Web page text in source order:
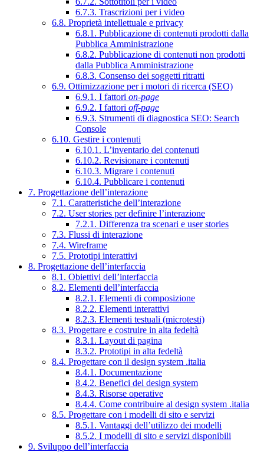
6.7.3. Trascrizioni per i video
6.8. Proprietà intellettuale e privacy
6.8.1. Pubblicazione di contenuti prodotti dalla
Pubblica Amministrazione
6.8.2. Pubblicazione di contenuti non prodotti
dalla Pubblica Amministrazione
6.8.3. Consenso dei soggetti ritratti
6.9. Ottimizzazione per i motori di ricerca (SEO)
6.9.1. I fattori on-page
6.9.2. I fattori off-page
6.9.3. Strumenti di diagnostica SEO: Search
Console
6.10. Gestire i contenuti
6.10.1. L’inventario dei contenuti
6.10.2. Revisionare i contenuti
6.10.3. Migrare i contenuti
6.10.4. Pubblicare i contenuti
7. Progettazione dell’interazione
7.1. Caratteristiche dell’interazione
7.2. User stories per definire l’interazione
7.2.1. Differenza tra scenari e user stories
7.3. Flussi di interazione
7.4. Wireframe
7.5. Prototipi interattivi
8. Progettazione dell’interfaccia
8.1. Obiettivi dell’interfaccia
8.2. Elementi dell’interfaccia
8.2.1. Elementi di composizione
8.2.2. Elementi interattivi
8.2.3. Elementi testuali (microtesti)
8.3. Progettare e costruire in alta fedeltà
8.3.1. Layout di pagina
8.3.2. Prototipi in alta fedeltà
8.4. Progettare con il design system .italia
8.4.1. Documentazione
8.4.2. Benefici del design system
8.4.3. Risorse operative
8.4.4. Come contribuire al design system .italia
8.5. Progettare con i modelli di sito e servizi
8.5.1. Vantaggi dell’utilizzo dei modelli
8.5.2. I modelli di sito e servizi disponibili
9. Sviluppo dell’interfaccia